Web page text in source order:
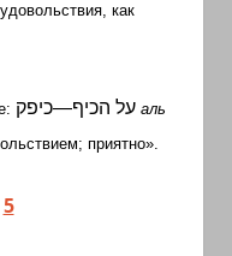
как
על הכיף—כיפק
аль
приятно».
5